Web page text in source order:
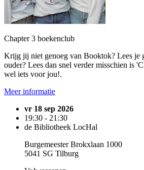
Chapter 3 boekenclub
Krijg jij niet genoeg van Booktok? Lees je
ouder? Lees dan snel verder misschien is
wel iets voor jou!.
Meer informatie
vr 18 sep 2026
19:30 - 21:30
de Bibliotheek LocHal
Burgemeester Brokxlaan 1000
5041 SG Tilburg